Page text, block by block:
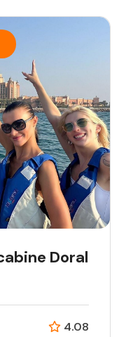
Doral
4.08